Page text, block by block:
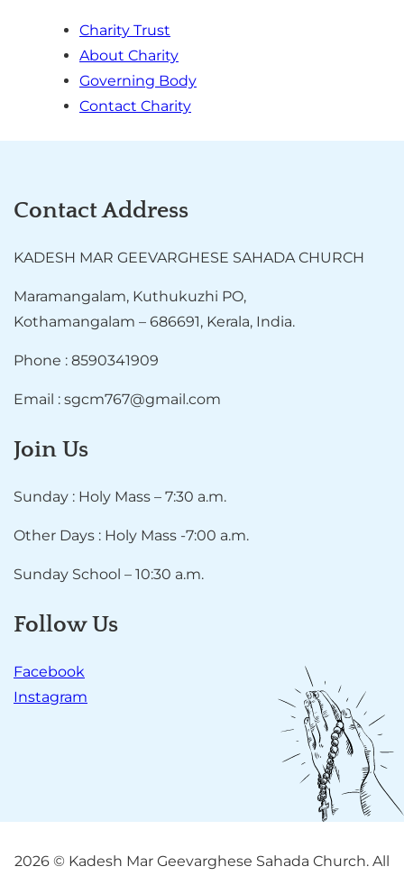
Charity Trust
About Charity
Governing Body
Contact Charity
Contact Address
KADESH MAR GEEVARGHESE SAHADA CHURCH
Maramangalam, Kuthukuzhi PO,
Kothamangalam – 686691, Kerala, India.
Phone : 8590341909
Email : sgcm767@gmail.com
Join Us
Sunday : Holy Mass – 7:30 a.m.
Other Days : Holy Mass -7:00 a.m.
Sunday School – 10:30 a.m.
Follow Us
Facebook
Instagram
2026 © Kadesh Mar Geevarghese Sahada Church. All